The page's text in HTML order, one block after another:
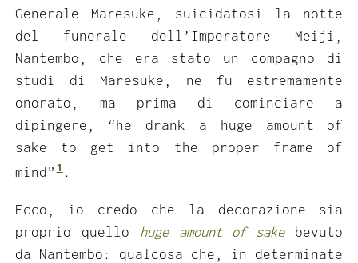
Generale Maresuke, suicidatosi la notte
del funerale dell’Imperatore Meiji,
Nantembo, che era stato un compagno di
studi di Maresuke, ne fu estremamente
onorato, ma prima di cominciare a
dipingere, “he drank a huge amount of
sake to get into the proper frame of
mind” 1.
Ecco, io credo che la decorazione sia
proprio quello huge amount of sakebevuto
da Nantembo: qualcosa che, in determinate